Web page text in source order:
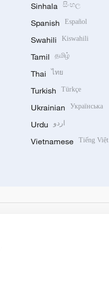
Sinhala සිංහල
Spanish Español
Swahili Kiswahili
Tamil தமிழ்
Thai ไทย
Turkish Türkçe
Ukrainian Українська
Urdu اردو
Vietnamese Tiếng Việt